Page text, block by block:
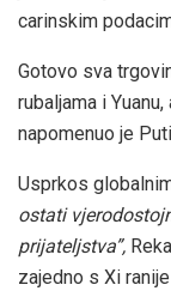
carinskim
Gotovo sva
rubaljama i
napomenuo je
Usprkos
ostati
prijateljstva”,
zajedno s Xi